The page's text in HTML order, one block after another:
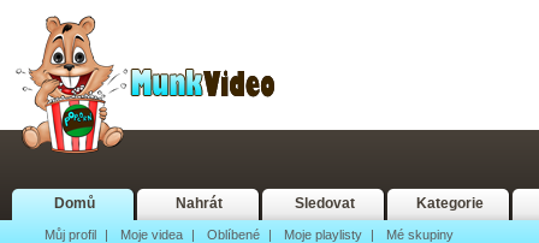
Domů Nahrát Sledovat Kategorie
Můj profil | Moje videa | Oblíbené | Moje playlisty | Mé skupiny